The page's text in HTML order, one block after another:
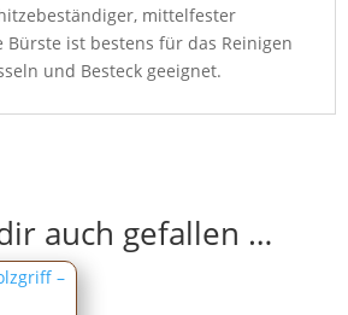
mittelfester
Bürste ist bestens für das Reinigen
und Besteck geeignet.
auch gefallen …